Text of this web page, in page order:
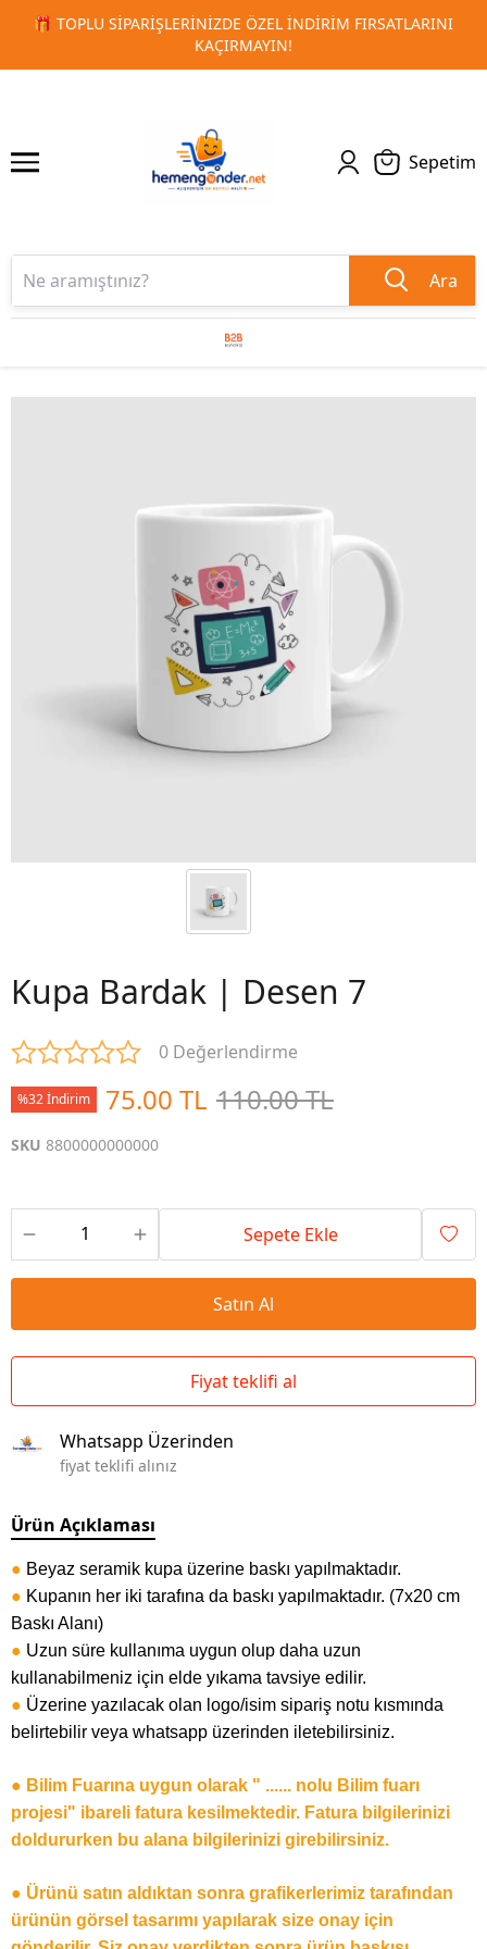
🚀 KURUMSAL PROMOSYON VE MATBAA
1 2
Sepetim
Ara
Kupa Bardak | Desen 7
0 Değerlendirme
%32 İndirim 75.00 TL 110.00 TL
SKU 8800000000000
Sepete Ekle
Satın Al
Fiyat teklifi al
Whatsapp Üzerinden
fiyat teklifi alınız
Ürün Açıklaması
● Beyaz seramik kupa üzerine baskı yapılmaktadır.
● Kupanın her iki tarafına da baskı yapılmaktadır. (7x20 cm
Baskı Alanı)
● Uzun süre kullanıma uygun olup daha uzun
kullanabilmeniz için elde yıkama tavsiye edilir.
● Üzerine yazılacak olan logo/isim sipariş notu kısmında
belirtebilir veya whatsapp üzerinden iletebilirsiniz.
● Bilim Fuarına uygun olarak " ...... nolu Bilim fuarı
projesi" ibareli fatura kesilmektedir. Fatura bilgilerinizi
doldururken bu alana bilgilerinizi girebilirsiniz.
● Ürünü satın aldıktan sonra grafikerlerimiz tarafından
ürünün görsel tasarımı yapılarak size onay için